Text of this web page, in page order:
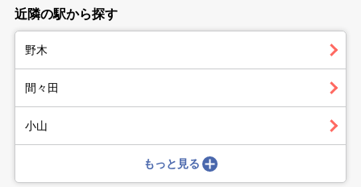
近隣の駅から探す
野木
間々田
小山
もっと見る